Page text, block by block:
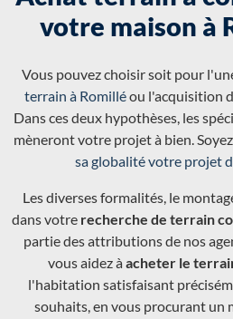
votre maison à
Vous pouvez choisir soit pour
terrain à Romilléou l'acquisition
Dans ces deux hypothèses, les
mèneront votre projet à bien.
sa globalité votre projet
Les diverses formalités, le
dans votre recherche de terrain
partie des attributions de nos
vous aidez àacheter le
l'habitation satisfaisant
souhaits, en vous procurant un